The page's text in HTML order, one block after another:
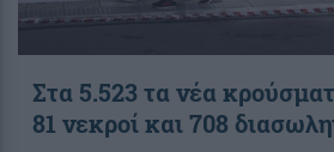
Στα 5.523 τα νέα
81 νεκροί και 708